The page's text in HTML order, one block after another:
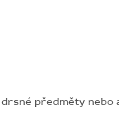
předměty nebo